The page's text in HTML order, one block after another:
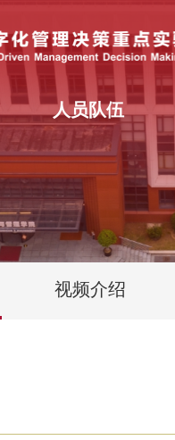
人员队伍
视频介绍